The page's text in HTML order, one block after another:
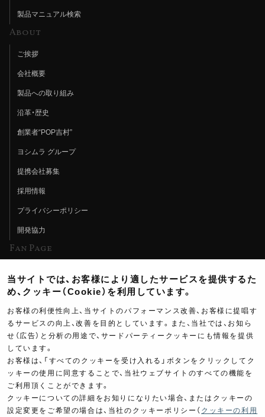
製品マニュアル検索
About
ご挨拶
会社概要
製品への取り組み
沿革・歴史
創業者“POP吉村”
ヨシムラ グループ
提携会社募集
採用情報
プライバシーポリシー
開発協力
Fan Page
ヨシムラTV
イベント情報
イベントスケジュール
ツーリングブレイクタイム
製品ポスター
当サイトでは、お客様により適したサービスを提供するた
め、クッキー（Cookie）を利用しています。
お客様の利便性向上、当サイトのパフォーマンス改善、お客様に提唱す
るサービスの向上、改善を目的としています。また、当社では、お知ら
せ（広告）と分析の用途で、サードパーティークッキーにも情報を提供
しています。
お客様は、「すべてのクッキーを受け入れる」ボタンをクリックしてク
ッキーの使用に同意することで、当社ウェブサイトのすべての機能を
ご利用頂くことができます。
クッキーについての詳細をお知りになりたい場合、またはクッキーの
設定変更をご希望の場合は、当社のクッキーポリシー（ クッキーの利用